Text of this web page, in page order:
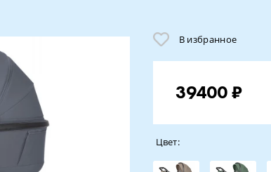
В избранное
39400 ₽
Цвет: